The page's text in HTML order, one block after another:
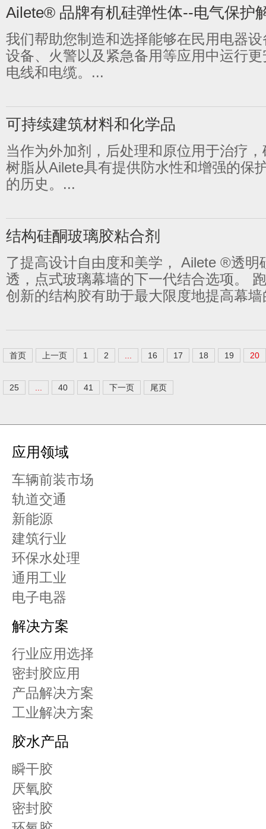
1 2 3 4 5
Ailete® 品牌有机硅弹性体--电气保护
我们帮助您制造和选择能够在民用电器
设备、火警以及紧急备用等应用中运行
电线和电缆。...
可持续建筑材料和化学品
当作为外加剂，后处理和原位用于治疗
树脂从Ailete具有提供防水性和增强的保
的历史。...
结构硅酮玻璃胶粘合剂
了提高设计自由度和美学， Ailete ®透明
透，点式玻璃幕墙的下一代结合选项。
创新的结构胶有助于最大限度地提高幕
首页 上一页 1 2 16 17 18 19 20
25 40 41 下一页 尾页
应用领域
车辆前装市场
轨道交通
新能源
建筑行业
环保水处理
通用工业
电子电器
解决方案
行业应用选择
密封胶应用
产品解决方案
工业解决方案
胶水产品
瞬干胶
厌氧胶
密封胶